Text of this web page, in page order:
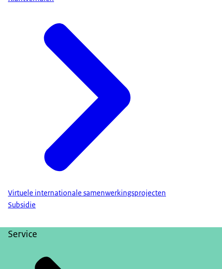
Virtuele internationale samenwerkingsprojecten
Subsidie
Service